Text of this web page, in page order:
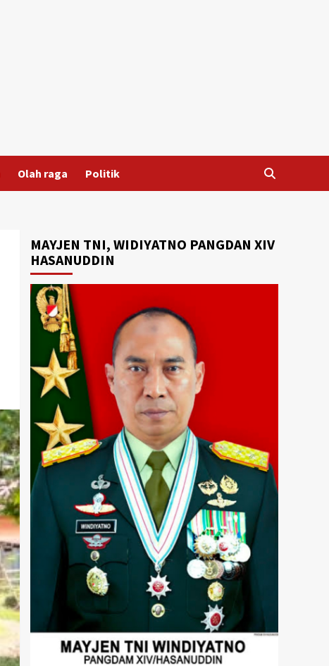
Olah raga Politik
MAYJEN TNI, WIDIYATNO PANGDAN XIV
HASANUDDIN